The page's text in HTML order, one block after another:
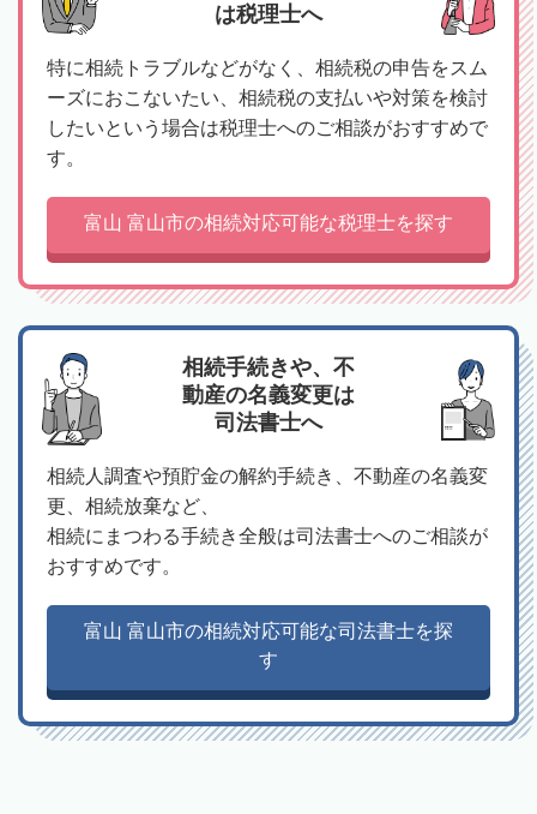
は税理士へ
特に相続トラブルなどがなく、相続税の申告をスム
ーズにおこないたい、相続税の支払いや対策を検討
したいという場合は税理士へのご相談がおすすめで
す。
富山 富山市の相続対応可能な税理士を探す
相続手続きや、不
動産の名義変更は
司法書士へ
相続人調査や預貯金の解約手続き、不動産の名義変
更、相続放棄など、
相続にまつわる手続き全般は司法書士へのご相談が
おすすめです。
富山 富山市の相続対応可能な司法書士を探
す